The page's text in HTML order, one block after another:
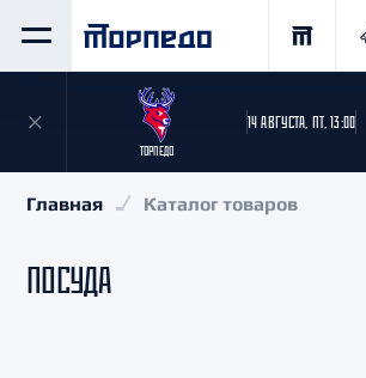
ТОРПЕДО
14 АВГУСТА, ПТ, 13:00
Главная Каталог товаров
ПОСУДА